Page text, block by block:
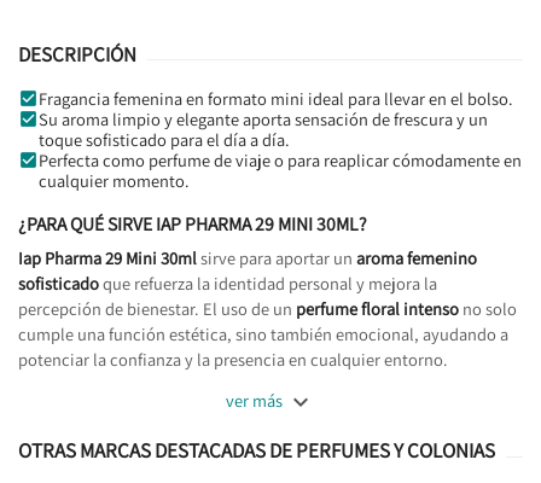
DESCRIPCIÓN
Fragancia femenina en formato mini ideal para llevar en el bolso.
Su aroma limpio y elegante aporta sensación de frescura y un
toque sofisticado para el día a día.
Perfecta como perfume de viaje o para reaplicar cómodamente en
cualquier momento.
¿PARA QUÉ SIRVE IAP PHARMA 29 MINI 30ML?
Iap Pharma 29 Mini 30mlsirve para aportar un aroma femenino
sofisticadoque refuerza la identidad personal y mejora la
percepción de bienestar. El uso de un perfume floral intenso no solo
cumple una función estética, sino también emocional, ayudando a
potenciar la confianza y la presencia en cualquier entorno.
ver más 
OTRAS MARCAS DESTACADAS DE PERFUMES Y COLONIAS